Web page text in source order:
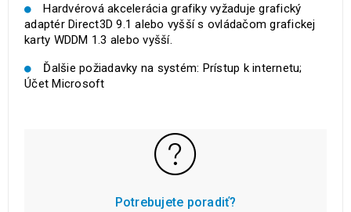
Hardvérová akcelerácia grafiky vyžaduje grafický
adaptér Direct3D 9.1 alebo vyšší s ovládačom grafickej
karty WDDM 1.3 alebo vyšší.
Ďalšie požiadavky na systém: Prístup k internetu;
Účet Microsoft
Potrebujete poradiť?